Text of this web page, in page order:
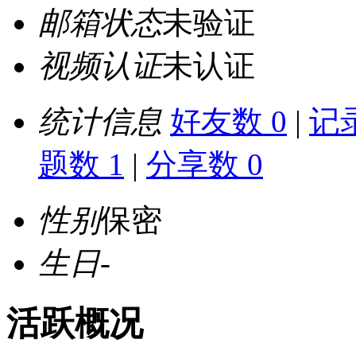
邮箱状态未验证
视频认证未认证
统计信息 好友数 0 | 记
题数 1 | 分享数 0
性别保密
生日-
活跃概况